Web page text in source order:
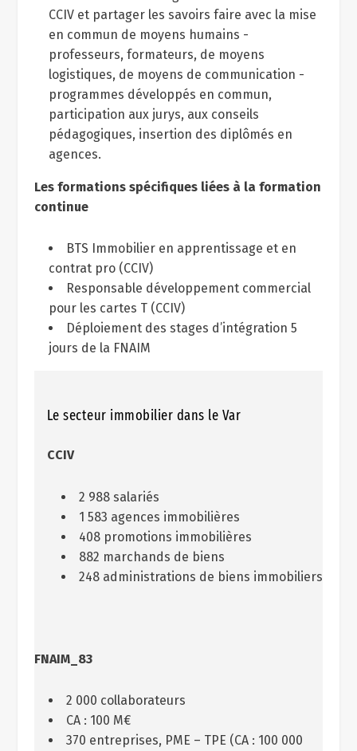
CCIV et partager les savoirs faire avec la mise
en commun de moyens humains -
professeurs, formateurs, de moyens
logistiques, de moyens de communication -
programmes développés en commun,
participation aux jurys, aux conseils
pédagogiques, insertion des diplômés en
agences.
Les formations spécifiques liées à la formation
continue
BTS Immobilier en apprentissage et en
contrat pro (CCIV)
Responsable développement commercial
pour les cartes T (CCIV)
Déploiement des stages d’intégration 5
jours de la FNAIM
Le secteur immobilier dans le Var
CCIV
2 988 salariés
1 583 agences immobilières
408 promotions immobilières
882 marchands de biens
248 administrations de biens immobiliers
FNAIM_83
2 000 collaborateurs
CA : 100 M€
370 entreprises, PME – TPE (CA : 100 000